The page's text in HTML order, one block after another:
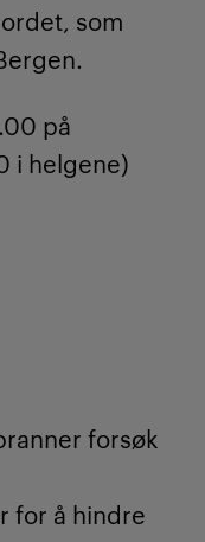
som
på
i helgene)
forsøk
for å hindre